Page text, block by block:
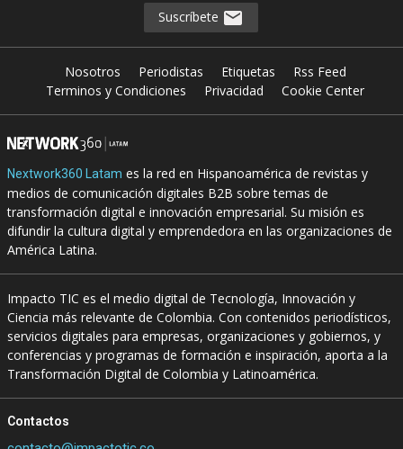
Suscríbete
Nosotros Periodistas Etiquetas
Rss Feed
Terminos y Condiciones
Privacidad Cookie Center
Nextwork360 Latam es la red en Hispanoamérica de revistas y
medios de comunicación digitales B2B sobre temas de
transformación digital e innovación empresarial. Su misión es
difundir la cultura digital y emprendedora en las organizaciones de
América Latina.
Impacto TIC es el medio digital de Tecnología, Innovación y
Ciencia más relevante de Colombia. Con contenidos periodísticos,
servicios digitales para empresas, organizaciones y gobiernos, y
conferencias y programas de formación e inspiración, aporta a la
Transformación Digital de Colombia y Latinoamérica.
Contactos